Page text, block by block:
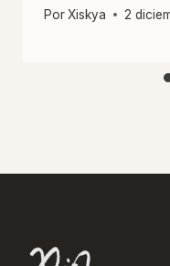
PorXiskya 2